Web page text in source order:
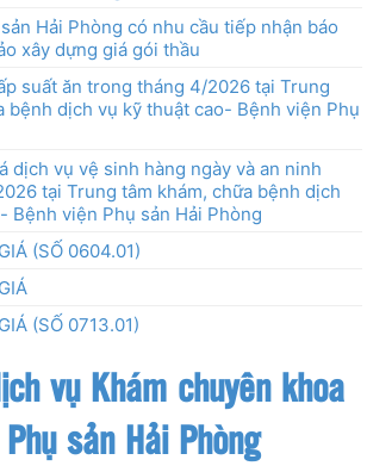
Hải Phòng có nhu cầu tiếp nhận báo
xây dựng giá gói thầu
suất ăn trong tháng 4/2026 tại Trung
bệnh dịch vụ kỹ thuật cao- Bệnh viện Phụ
dịch vụ vệ sinh hàng ngày và an ninh
tại Trung tâm khám, chữa bệnh dịch
Bệnh viện Phụ sản Hải Phòng
(SỐ 0604.01)
(SỐ 0713.01)
vụ Khám chuyên khoa
sản Hải Phòng